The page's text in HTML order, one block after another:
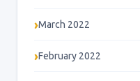
March 2022
February 2022